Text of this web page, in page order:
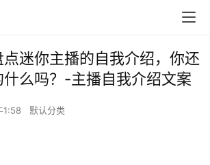
迷你主播的自我介绍，你还
么吗？-主播自我介绍文案
1:58 默认分类